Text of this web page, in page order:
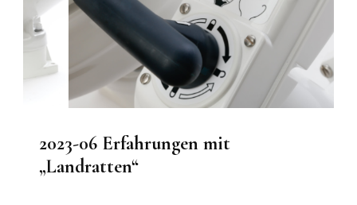
2023-06 Erfahrungen mit
„Landratten“